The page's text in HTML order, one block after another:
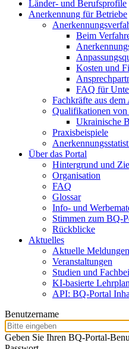
Länder- und Berufsprofile
Anerkennung für Betriebe
Beim
Kosten und
FAQ für
Fachkräfte aus dem
Qualifikationen von
Ukrainische
Praxisbeispiele
Über das Portal
Hintergrund und
Organisation
FAQ
Glossar
Info- und
Stimmen zum BQ-
Rückblicke
Aktuelles
Aktuelle Meldungen
Veranstaltungen
Studien und
KI-basierte
API: BQ-Portal
Benutzername
Geben Sie Ihren BQ-Portal-